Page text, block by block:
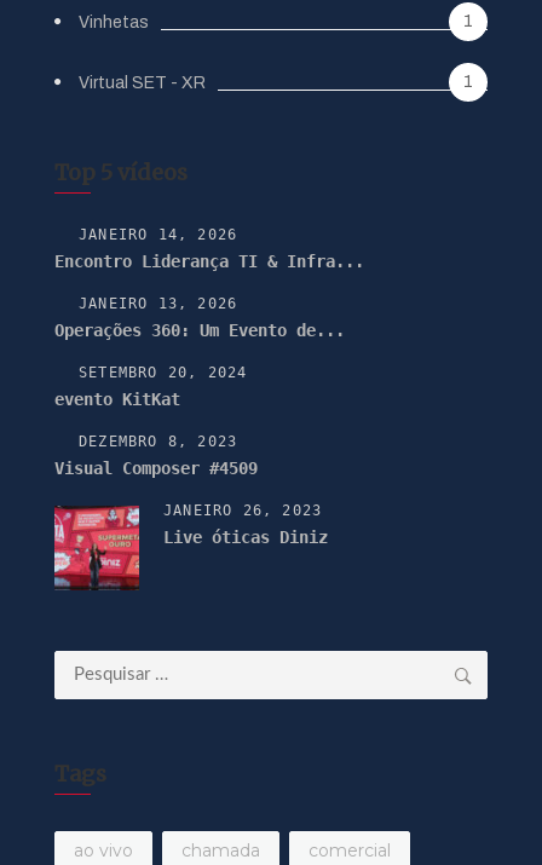
Vinhetas 1
Virtual SET - XR 1
Top 5 vídeos
JANEIRO 14, 2026
Encontro Liderança TI & Infra...
JANEIRO 13, 2026
Operações 360: Um Evento de...
SETEMBRO 20, 2024
evento KitKat
DEZEMBRO 8, 2023
Visual Composer #4509
JANEIRO 26, 2023
Live óticas Diniz
Pesquisar
por:
Tags
ao vivo chamada comercial